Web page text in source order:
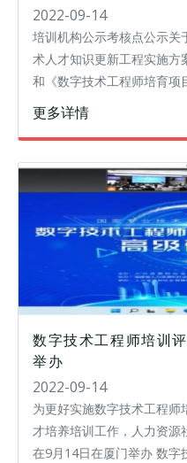
2022-09-14
培训机构公示考核点公示关
术人才知识更新工程实施方
和《数字技术工程师培育项
〔2021〕71号），数字技
知识更新工程的重点项目之一
更多详情
数字技术工程师培训
举办
2022-09-14
为更好实施数字技术工程师
才培养培训工作，人力资源
在9月14日在厦门举办 数字